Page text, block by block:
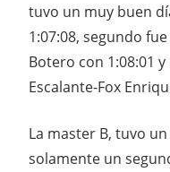
tuvo un muy buen
1:07:08, segundo
Botero con 1:08:01
Escalante-Fox
La master B, tuvo
solamente un